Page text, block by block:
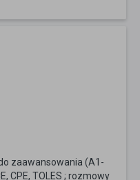
zaawansowania (A1-
CPE, TOLES ; rozmowy